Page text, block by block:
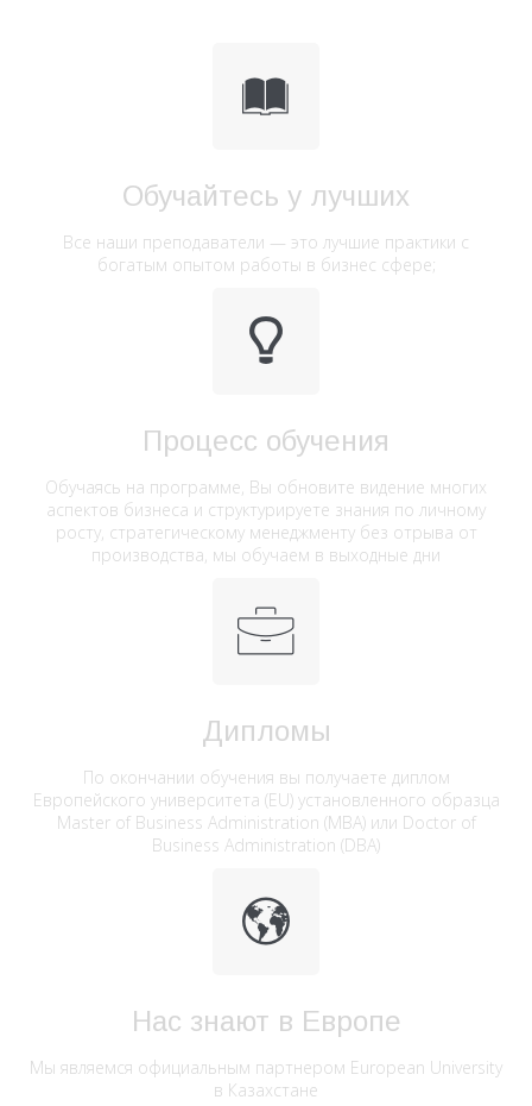
Обучайтесь у лучших
Все наши преподаватели — это лучшие практики с
богатым опытом работы в бизнес сфере;
Процесс обучения
Обучаясь на программе, Вы обновите видение многих
аспектов бизнеса и структурируете знания по личному
росту, стратегическому менеджменту без отрыва от
производства, мы обучаем в выходные дни
Дипломы
По окончании обучения вы получаете диплом
Европейского университета (EU) установленного образца
Master of Business Administration (MBA) или Doctor of
Business Administration (DBA)
Нас знают в Европе
Мы являемся официальным партнером European University
в Казахстане